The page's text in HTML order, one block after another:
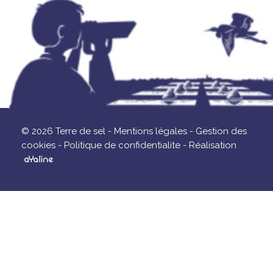
© 2026 Terre de sel - Mentions légales - Gestion des
cookies - Politique de confidentialite - Réalisation